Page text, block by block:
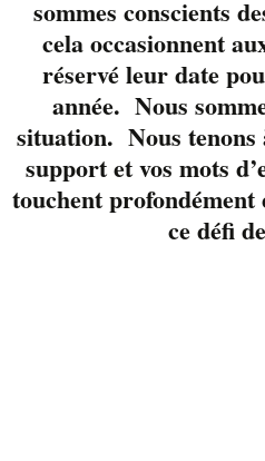
Réservez votre table
avec nous au 819-
3724 ou via notre
Facebook
sommes conscients
cela occasionnent
réservé leur date
année. Nous
situation. Nous tenons
support et vos mots
touchent
ce défi